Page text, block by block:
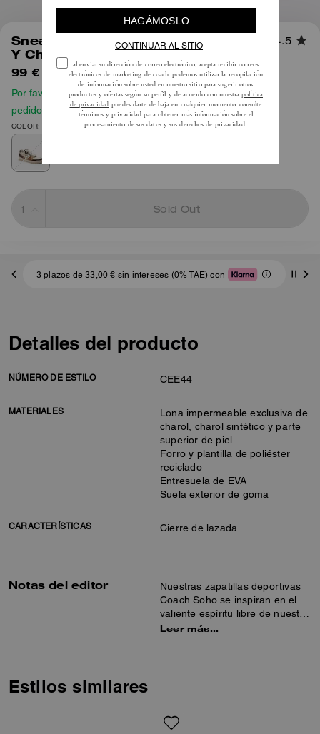
Sneaker Soho Con Lona Signature
Y Charol
4.5
99 € 145 €
Por favor, consulta nuestra guía de tallas antes de hacer tu
pedido
COLOR: Marrón/Arce
Sold Out
3 plazos de 33,00 € sin intereses (0% TAE) con
Detalles del producto
NÚMERO DE ESTILO CEE44
MATERIALES
Lona impermeable exclusiva de
charol, charol sintético y parte
superior de piel
Forro y plantilla de poliéster
reciclado
Entresuela de EVA
Suela exterior de goma
CARACTERÍSTICAS Cierre de lazada
Notas del editor
Nuestras zapatillas deportivas
Coach Soho se inspiran en el
valiente espíritu libre de nuestra
ciudad natal de Nueva York y
poliéster reciclado y una
Leer más…
Estilos similares